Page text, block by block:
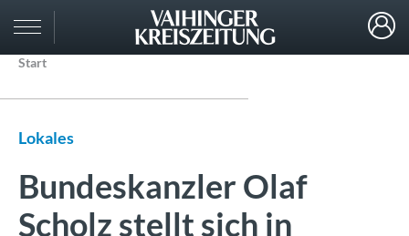
Start
Lokales
Bundeskanzler Olaf
Scholz stellt sich in